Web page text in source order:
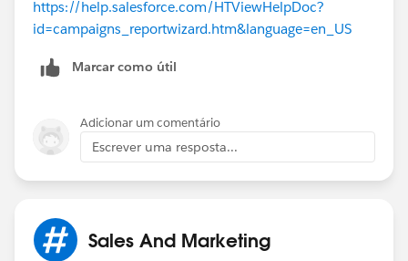
https://help.salesforce.com/HTViewHelpDoc?
id=campaigns_reportwizard.htm&language=en_US
Marcar como útil
Adicionar um comentário
Escrever uma resposta...
Sales And Marketing